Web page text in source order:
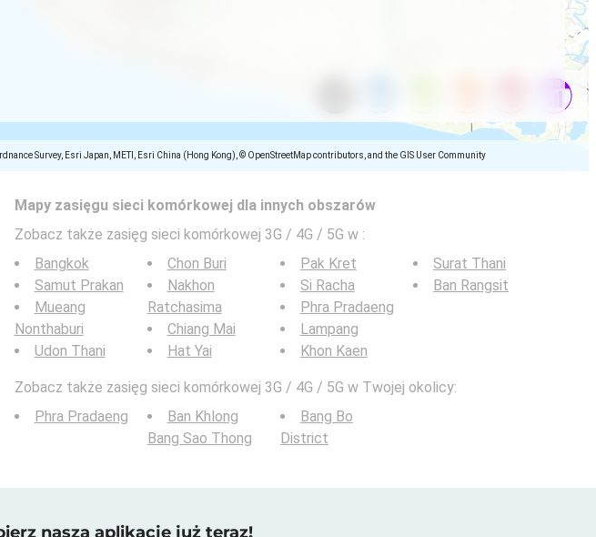
Survey, Esri Japan, METI, Esri China (Hong Kong), © OpenStreetMap contributors, and the GIS User Community
Mapy zasięgu sieci komórkowej dla innych obszarów
Zobacz także zasięg sieci komórkowej 3G / 4G / 5G w :
Bangkok
Samut Prakan
Mueang
Nonthaburi
Udon Thani
Chon Buri
Nakhon
Ratchasima
Chiang Mai
Hat Yai
Pak Kret
Si Racha
Phra Pradaeng
Lampang
Khon Kaen
Surat Thani
Ban Rangsit
Zobacz także zasięg sieci komórkowej 3G / 4G / 5G w Twojej okolicy:
Phra Pradaeng
Ban Khlong
Bang Sao Thong
Bang Bo
District
naszą aplikację już teraz!